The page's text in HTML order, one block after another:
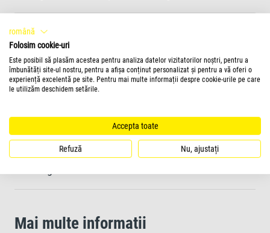
Combate eficient algele plutitoare (apă verde)
Previne creșterea algelor primăvara și vara
Pentru utilizare în iazurile ornamentale cu pești, plante și
Mai multe informatii
română
Folosim cookie-uri
Este posibil să plasăm acestea pentru analiza datelor vizitatorilor noștri, pentru a
îmbunătăți site-ul nostru, pentru a afișa conținut personalizat și pentru a vă oferi o
experiență excelentă pe site. Pentru mai multe informații despre cookie-urile pe care
le utilizăm deschidem setările.
Accepta toate
Refuză Nu, ajustați